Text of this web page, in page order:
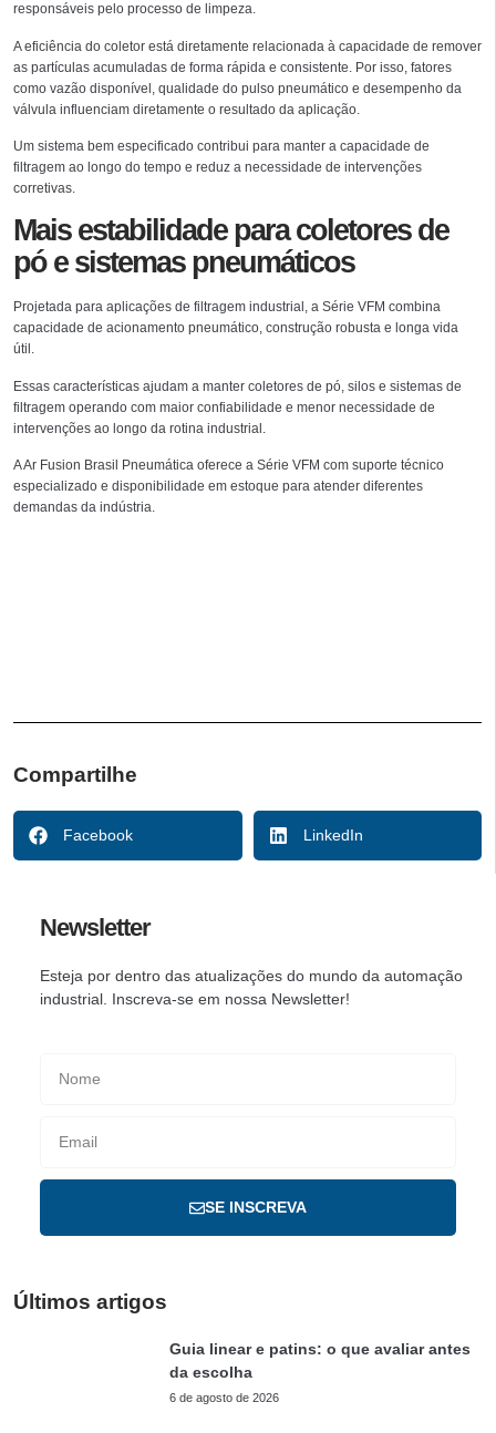
responsáveis pelo processo de limpeza.
A eficiência do coletor está diretamente relacionada à capacidade de remover
as partículas acumuladas de forma rápida e consistente. Por isso, fatores
como vazão disponível, qualidade do pulso pneumático e desempenho da
válvula influenciam diretamente o resultado da aplicação.
Um sistema bem especificado contribui para manter a capacidade de
filtragem ao longo do tempo e reduz a necessidade de intervenções
corretivas.
Mais estabilidade para coletores de
pó e sistemas pneumáticos
Projetada para aplicações de filtragem industrial, a Série VFM combina
capacidade de acionamento pneumático, construção robusta e longa vida
útil.
Essas características ajudam a manter coletores de pó, silos e sistemas de
filtragem operando com maior confiabilidade e menor necessidade de
intervenções ao longo da rotina industrial.
A Ar Fusion Brasil Pneumática oferece a Série VFM com suporte técnico
especializado e disponibilidade em estoque para atender diferentes
demandas da indústria.
Compartilhe
Facebook LinkedIn
Newsletter
Esteja por dentro das atualizações do mundo da automação
industrial. Inscreva-se em nossa Newsletter!
SE INSCREVA
Últimos artigos
Guia linear e patins: o que avaliar antes
da escolha
6 de agosto de 2026